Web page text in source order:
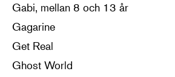
Gabi, mellan 8 och 13 år
Gagarine
Get Real
Ghost World